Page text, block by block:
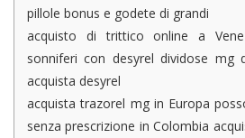
pillole bonus e godete di grandi
acquisto di trittico online a
sonniferi con desyrel dividose mg
acquista desyrel
acquista trazorel mg in Europa
senza prescrizione in Colombia